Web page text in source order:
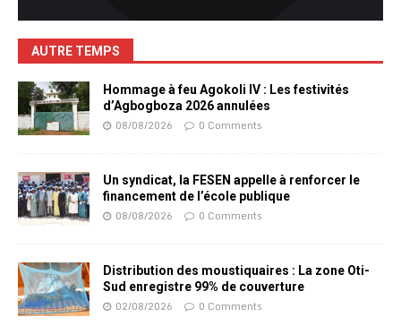
AUTRE TEMPS
Hommage à feu Agokoli IV : Les festivités
d’Agbogboza 2026 annulées
08/08/2026 0 Comments
Un syndicat, la FESEN appelle à renforcer le
financement de l’école publique
08/08/2026 0 Comments
Distribution des moustiquaires : La zone Oti-
Sud enregistre 99% de couverture
02/08/2026 0 Comments